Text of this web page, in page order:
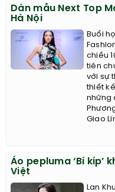
Dàn mẫu Next Top
Hà Nội
Buổi
chiều
tiên
với sự
thiết
những
Giao
Áo pepluma ‘Bí kíp’
Việt
Lan